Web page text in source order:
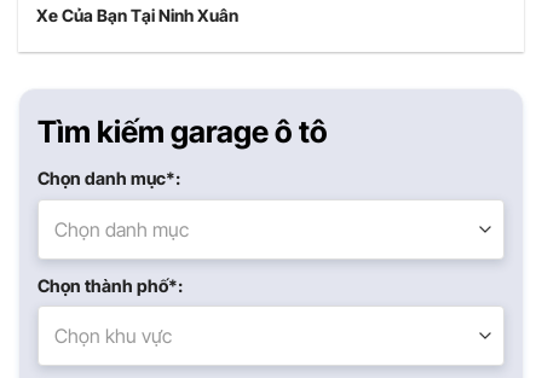
Xe Của Bạn Tại Ninh Xuân
Tìm kiếm garage ô tô
Chọn danh mục*:
Chọn danh mục
Chọn thành phố*:
Chọn khu vực